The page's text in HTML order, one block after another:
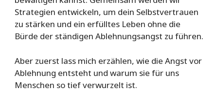
Strategien entwickeln, um dein Selbstvertrauen
zu stärken und ein erfülltes Leben ohne die
Bürde der ständigen Ablehnungsangst zu führen.
Aber zuerst lass mich erzählen, wie die Angst vor
Ablehnung entsteht und warum sie für uns
Menschen so tief verwurzelt ist.